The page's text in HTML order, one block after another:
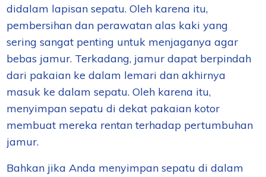
didalam lapisan sepatu. Oleh karena itu,
pembersihan dan perawatan alas kaki yang
sering sangat penting untuk menjaganya agar
bebas jamur. Terkadang, jamur dapat berpindah
dari pakaian ke dalam lemari dan akhirnya
masuk ke dalam sepatu. Oleh karena itu,
menyimpan sepatu di dekat pakaian kotor
membuat mereka rentan terhadap pertumbuhan
jamur.
Bahkan jika Anda menyimpan sepatu di dalam